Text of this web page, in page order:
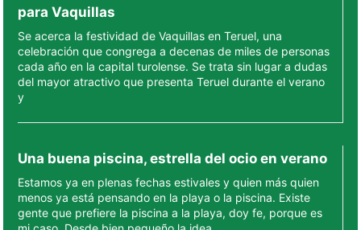
para Vaquillas
Se acerca la festividad de Vaquillas en Teruel, una
celebración que congrega a decenas de miles de personas
cada año en la capital turolense. Se trata sin lugar a dudas
del mayor atractivo que presenta Teruel durante el verano
y
Una buena piscina, estrella del ocio en verano
Estamos ya en plenas fechas estivales y quien más quien
menos ya está pensando en la playa o la piscina. Existe
gente que prefiere la piscina a la playa, doy fe, porque es